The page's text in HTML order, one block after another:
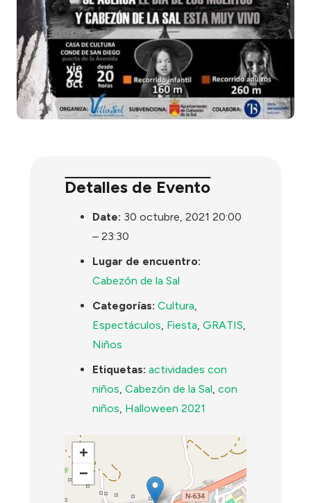
Detalles de Evento
Date: 30 octubre, 2021 20:00
–23:30
Lugar de encuentro:
Cabezón de la Sal
Categorías: Cultura
Espectáculos Fiesta ,GRATIS
Niños
Etiquetas: actividades con
niños ,Cabezón de la Sal ,con
niños Halloween 2021
+
−